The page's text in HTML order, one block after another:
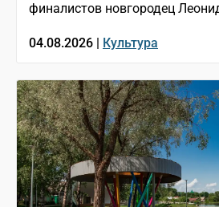
финалистов новгородец
04.08.2026 | Культура